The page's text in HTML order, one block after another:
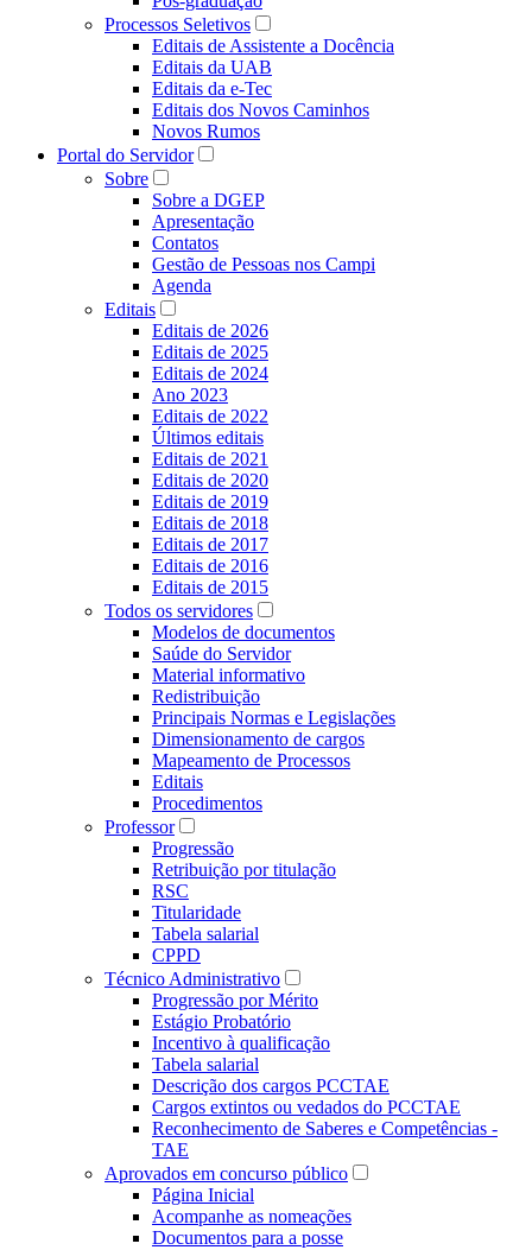
Processos Seletivos
Editais de Assistente a Docência
Editais da UAB
Editais da e-Tec
Editais dos Novos Caminhos
Novos Rumos
Portal do Servidor
Sobre
Sobre a DGEP
Apresentação
Contatos
Gestão de Pessoas nos Campi
Agenda
Editais
Editais de 2026
Editais de 2025
Editais de 2024
Ano 2023
Editais de 2022
Últimos editais
Editais de 2021
Editais de 2020
Editais de 2019
Editais de 2018
Editais de 2017
Editais de 2016
Editais de 2015
Todos os servidores
Modelos de documentos
Saúde do Servidor
Material informativo
Redistribuição
Principais Normas e Legislações
Dimensionamento de cargos
Mapeamento de Processos
Editais
Procedimentos
Professor
Progressão
Retribuição por titulação
RSC
Titularidade
Tabela salarial
CPPD
Técnico Administrativo
Progressão por Mérito
Estágio Probatório
Incentivo à qualificação
Tabela salarial
Descrição dos cargos PCCTAE
Cargos extintos ou vedados do PCCTAE
Reconhecimento de Saberes e Competências -
TAE
Aprovados em concurso público
Página Inicial
Acompanhe as nomeações
Documentos para a posse